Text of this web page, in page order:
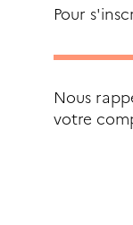
Pour
Nous
votre